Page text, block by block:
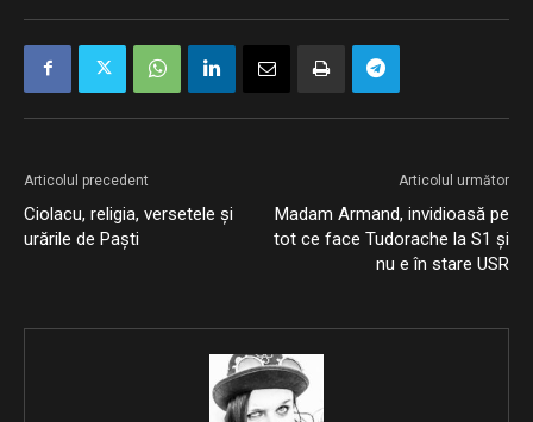
Articolul precedent
Ciolacu, religia, versetele și
urările de Paști
Articolul următor
Madam Armand, invidioasă pe
tot ce face Tudorache la S1 și
nu e în stare USR